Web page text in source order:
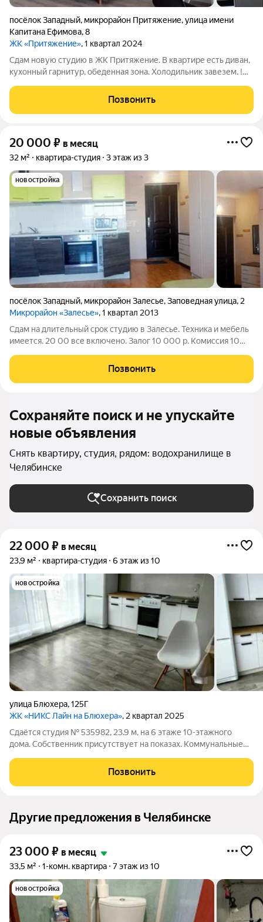
посёлок Западный, микрорайон Притяжение,улица имени
Капитана Ефимова,8
ЖК «Притяжение», 1 квартал 2024
Сдам новую студию в ЖК Притяжение. В квартире есть диван,
кухонный гарнитур, обеденная зона. Холодильник завезем. !
ПЛАТЕЖЕСПОСОБНЫМ ГРАЖДАНАМ ! МОЖНО СТУДЕНТАМ !
БЕЗ ЖИВОТНЫХ ! РЕГИСТРАЦИЮ НЕ ДЕЛАЕМ Стоимость 20
Позвонить
20 000 ₽ в месяц
32 м² квартира-студия 3 этаж из 3
новостройка
посёлок Западный, микрорайон Залесье,Заповедная улица, 2
Микрорайон «Залесье», 1 квартал 2013
Сдам на длительный срок студию в Залесье. Техника и мебель
имеется. 20 00 все включено. Залог 10 000 р. Комиссия 10
Позвонить
Сохраняйте поиск и не упускайте
новые объявления
Снять квартиру, студия, рядом: водохранилище в
Челябинске
Сохранить поиск
22 000 ₽ в месяц
23,9 м² квартира-студия 6 этаж из 10
новостройка
улица Блюхера,125Г
ЖК «НИКС Лайн на Блюхера», 2 квартал 2025
Сдаётся студия № 535982, 23.9 м, на 6 этаже 10-этажного
дома. Собственник присутствует на показах. Коммунальные
отдельно. По условиям проживания: можно с детьми, можно с
питомцами. Срок минимальной
Позвонить
Другие предложения в Челябинске
23 000 ₽ в месяц
33,5 м² 1-комн. квартира 7 этаж из 10
новостройка